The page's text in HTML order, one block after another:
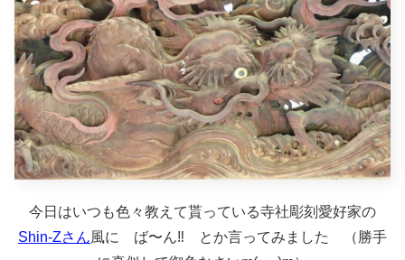
今日はいつも色々教えて貰っている寺社彫刻愛好家の
Shin-Zさん風に ば〜ん‼︎ とか言ってみました （勝手